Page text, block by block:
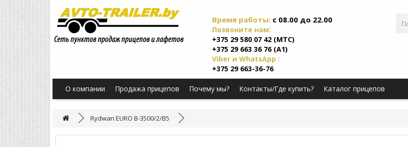
Время работы: c 08.00 до 22.00
Позвоните нам:
+375 29 580 07 42 (МТС)
+375 29 663 36 76 (А1)
Viber и WhatsApp :
+375 29 663-36-76
О компании Продажа прицепов Почему мы? Контакты/Где купить? Каталог прицепов
Rydwan EURO B-3500/2/B5